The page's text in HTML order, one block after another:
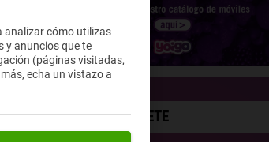
SUSCRÍBETE
analizar cómo utilizas
y anuncios que te
(páginas visitadas,
echa un vistazo a